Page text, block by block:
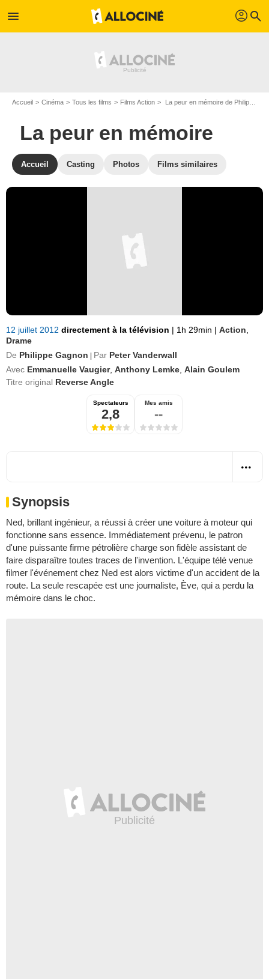
menu profil search
Accueil Cinéma Tous les films Films Action La peur en mémoire de Philippe Gagnon
La peur en mémoire
Accueil Casting Photos Films similaires
12 juillet 2012 directement à la télévision | 1h 29min | Action
Drame
De Philippe Gagnon Par Peter Vanderwall
Avec Emmanuelle Vaugier, Anthony Lemke Alain Goulem
Titre original Reverse Angle
Spectateurs
2,8
Mes amis
--
Synopsis
Ned, brillant ingénieur, a réussi à créer une voiture à moteur qui
fonctionne sans essence. Immédiatement prévenu, le patron
d'une puissante firme pétrolière charge son fidèle assistant de
faire disparaître toutes traces de l'invention. L'équipe télé venue
filmer l'événement chez Ned est alors victime d'un accident de la
route. La seule rescapée est une journaliste, Ève, qui a perdu la
mémoire dans le choc.